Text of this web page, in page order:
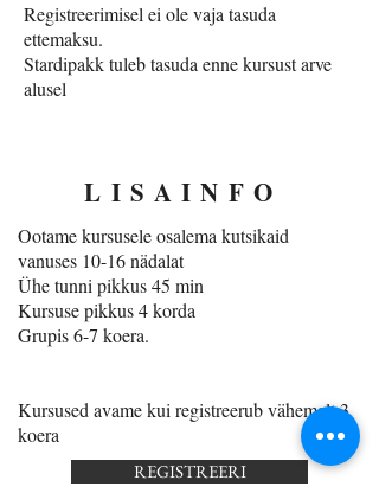
Registreerimisel ei ole vaja tasuda
ettemaksu.
Stardipakk tuleb tasuda enne kursust arve
alusel
LISAINFO
Ootame kursusele osalema kutsikaid
vanuses 10-16 nädalat
Ühe tunni pikkus 45 min
Kursuse pikkus 4 korda
Grupis 6-7 koera.
Kursused avame kui registreerub vähemalt 3
koera
REGISTREERI